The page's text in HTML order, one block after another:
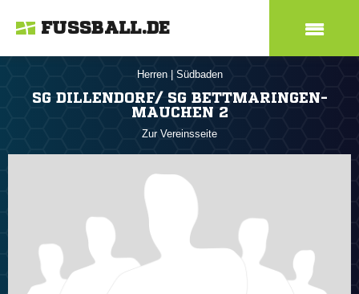
FUSSBALL.DE
Herren Südbaden
SG DILLENDORF/ SG BETTMARINGEN-
MAUCHEN 2
Zur Vereinsseite